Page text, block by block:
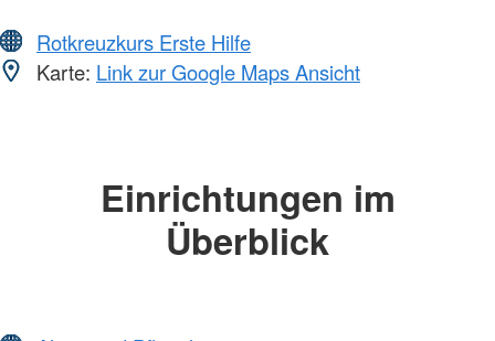
Rotkreuzkurs Erste Hilfe
Karte: Link zur Google Maps Ansicht
Einrichtungen im
Überblick